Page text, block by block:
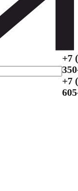
+7
+7